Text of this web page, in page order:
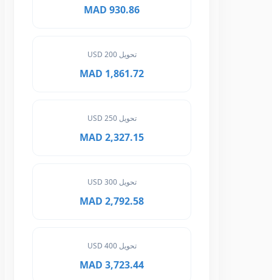
930.86 MAD
تحويل 200 USD
1,861.72 MAD
تحويل 250 USD
2,327.15 MAD
تحويل 300 USD
2,792.58 MAD
تحويل 400 USD
3,723.44 MAD